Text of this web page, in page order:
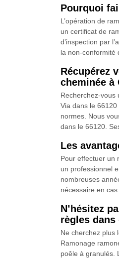
Pourquoi
L’opération de
un certificat de
d’inspection par
la non-conformité
Récupérez
cheminée à
Recherchez-vous
Via dans le
normes. Nous
dans le 66120.
Les
Pour effectuer un
un professionnel
nombreuses
nécessaire en
N’hésitez
règles dans
Ne cherchez plus
Ramonage
poêle à granulés.